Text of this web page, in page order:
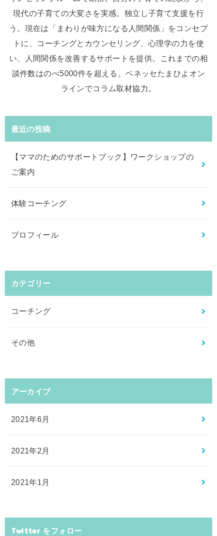
現代の子育ての大変さを実感。独立し子育て支援を行
う。現在は「まわりが味方になる人間関係」をコンセプ
トに、コーチングとカウンセリング、心理学の力を使
い、人間関係を改善するサポートを提供。これまでの相
談件数はのべ5000件を超える。ベネッセたまひよオン
ラインでコラム取材協力。
最近の投稿
【ママのためのサポートブック】ワークショップの
ご案内
体験コーチング
プロフィール
カテゴリー
コーチング
その他
アーカイブ
2021年6月
2021年2月
2021年1月
Twitter をフォロー